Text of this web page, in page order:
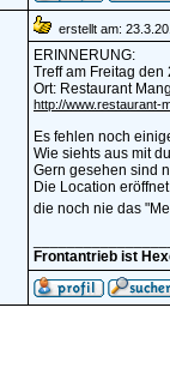
erstellt am:
ERINNERUNG:
Treff am Freitag den
Ort: Restaurant
http://www.restaurant-
Es fehlen noch
Wie siehts aus mit
Gern gesehen sind
Die Location
die noch nie das
Frontantrieb ist